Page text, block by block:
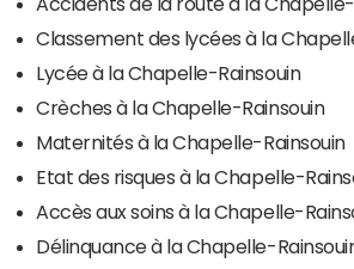
Classement des lycées à la
Lycée à la Chapelle-Rainsouin
Crèches à la Chapelle-Rainsouin
Maternités à la Chapelle-Rainsouin
Etat des risques à la Chapelle-
Accès aux soins à la Chapelle-
Délinquance à la Chapelle-